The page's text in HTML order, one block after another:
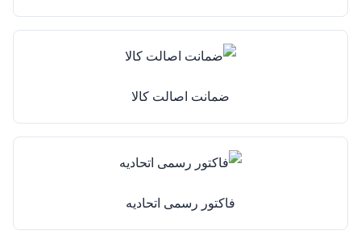
ضمانت اصالت کالا
فاکتور رسمی اتحادیه